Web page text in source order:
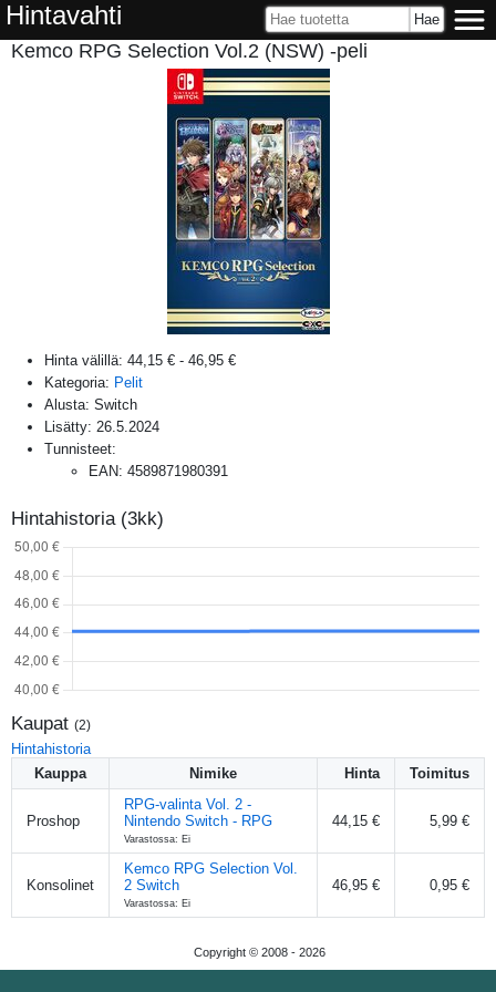
Hintavahti
Kemco RPG Selection Vol.2 (NSW) -peli
Hinta välillä: 44,15 € - 46,95 €
Kategoria: Pelit
Alusta: Switch
Lisätty: 26.5.2024
Tunnisteet:
EAN: 4589871980391
Hintahistoria (3kk)
Kaupat (2)
Hintahistoria
Kauppa
Nimike Hinta Toimitus
Proshop
RPG-valinta Vol. 2 -
Nintendo Switch - RPG
Varastossa: Ei
44,15 € 5,99 €
Konsolinet
Kemco RPG Selection Vol.
2 Switch
Varastossa: Ei
46,95 € 0,95 €
Copyright © 2008 - 2026